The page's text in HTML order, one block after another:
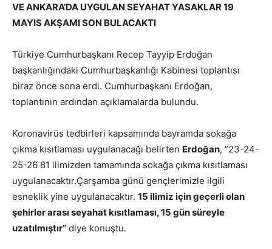
VE ANKARA’DA UYGULAN SEYAHAT YASAKLAR 19
MAYIS AKŞAMI SON BULACAKTI
Türkiye Cumhurbaşkanı Recep Tayyip Erdoğan
başkanlığındaki Cumhurbaşkanlığı Kabinesi toplantısı
biraz önce sona erdi. Cumhurbaşkanı Erdoğan,
toplantının ardından açıklamalarda bulundu.
Koronavirüs tedbirleri kapsamında bayramda sokağa
çıkma kısıtlaması uygulanacağı belirten Erdoğan, “23-24-
25-26 81 ilimizden tamamında sokağa çıkma kısıtlaması
uygulanacaktır.Çarşamba günü gençlerimizle ilgili
esneklik yine uygulanacaktır. 15 ilimiz için geçerli olan
şehirler arası seyahat kısıtlaması, 15 gün süreyle
uzatılmıştır” diye konuştu.